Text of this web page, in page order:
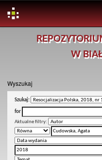
W
Wyszukaj
Szukaj:
for
Aktualne filtry: